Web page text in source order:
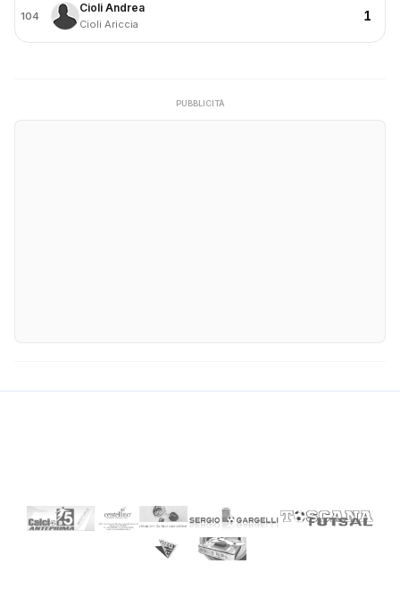
104
Cioli Andrea
Cioli Ariccia
1
PUBBLICITÀ